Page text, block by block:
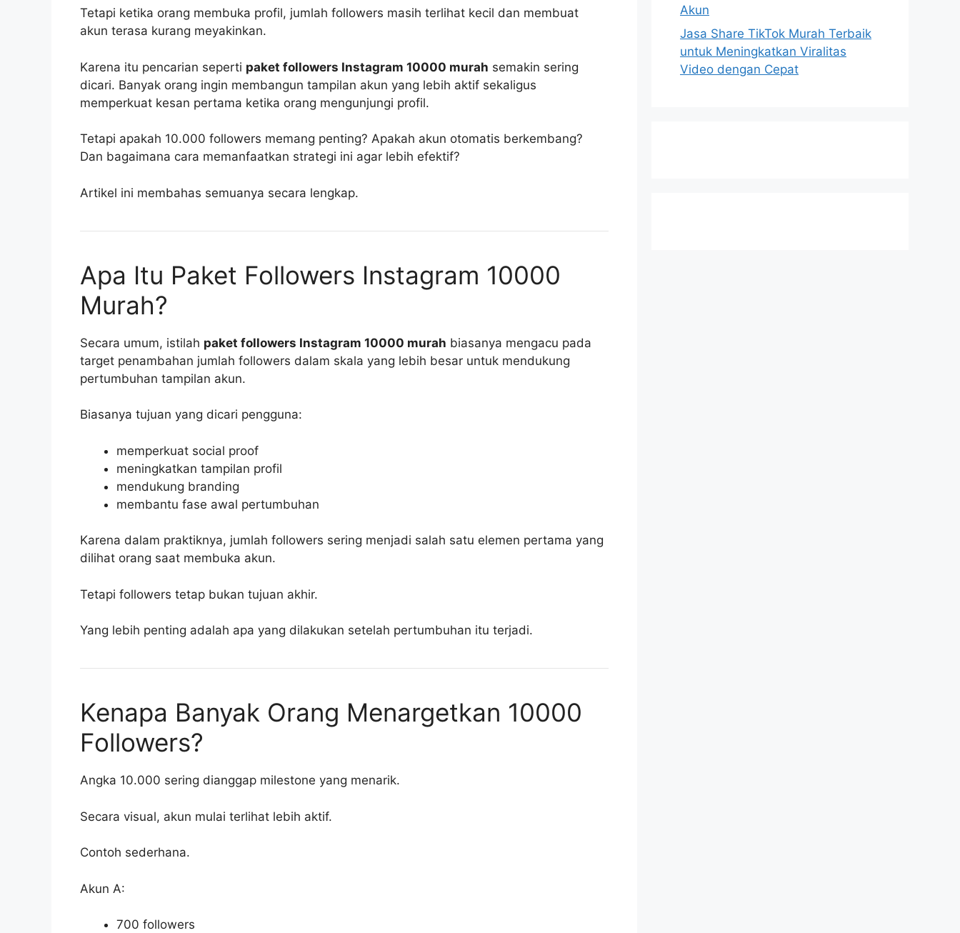
Tetapi ketika orang membuka profil, jumlah followers masih terlihat kecil dan membuat
akun terasa kurang meyakinkan.
Karena itu pencarian seperti paket followers Instagram 10000 murah semakin sering
dicari. Banyak orang ingin membangun tampilan akun yang lebih aktif sekaligus
memperkuat kesan pertama ketika orang mengunjungi profil.
Tetapi apakah 10.000 followers memang penting? Apakah akun otomatis berkembang?
Dan bagaimana cara memanfaatkan strategi ini agar lebih efektif?
Artikel ini membahas semuanya secara lengkap.
Apa Itu Paket Followers Instagram 10000
Murah?
Secara umum, istilah paket followers Instagram 10000 murah biasanya mengacu pada
target penambahan jumlah followers dalam skala yang lebih besar untuk mendukung
pertumbuhan tampilan akun.
Biasanya tujuan yang dicari pengguna:
memperkuat social proof
meningkatkan tampilan profil
mendukung branding
membantu fase awal pertumbuhan
Karena dalam praktiknya, jumlah followers sering menjadi salah satu elemen pertama yang
dilihat orang saat membuka akun.
Tetapi followers tetap bukan tujuan akhir.
Yang lebih penting adalah apa yang dilakukan setelah pertumbuhan itu terjadi.
Kenapa Banyak Orang Menargetkan 10000
Followers?
Angka 10.000 sering dianggap milestone yang menarik.
Secara visual, akun mulai terlihat lebih aktif.
Contoh sederhana.
Akun A:
700 followers
Akun
Jasa Share TikTok Murah Terbaik
untuk Meningkatkan Viralitas
Video dengan Cepat